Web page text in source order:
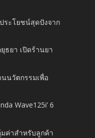
ระโยชน์สุดปังจาก
ธยา เปิดร้านยา
นนวัตกรรมเพื่อ
Wave125i’ 6
ค่าสำหรับลูกค้า